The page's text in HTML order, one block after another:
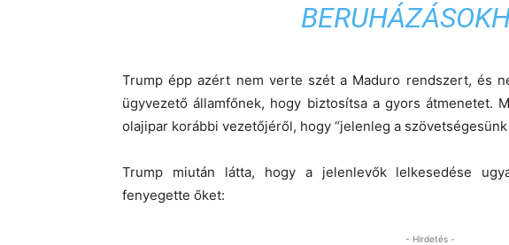
Trump épp azért nem verte szét a Maduro rendszert, és
ügyvezető államfőnek, hogy biztosítsa a gyors átmenetet.
olajipar korábbi vezetőjéről, hogy “jelenleg a
Trump miután látta, hogy a jelenlevők lelkesedése
fenyegette őket:
- Hirdetés -